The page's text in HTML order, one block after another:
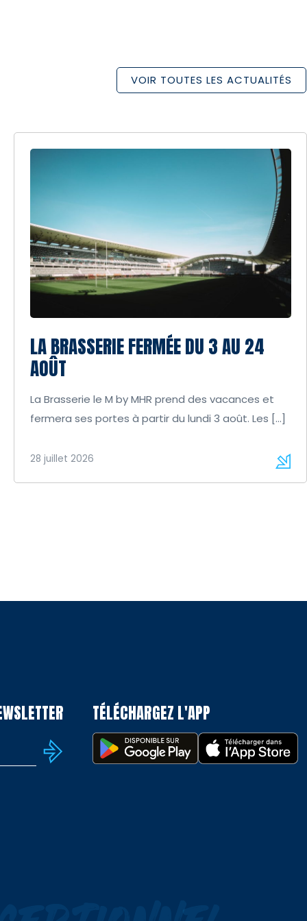
LA BRASSERIE FERMÉE DU 3 AU 24
AOÛT
La Brasserie le M by MHR prend des vacances et
fermera ses portes à partir du lundi 3 août. Les […]
28 juillet 2026
VOIR TOUTES LES ACTUALITÉS
TÉLÉCHARGEZ L'APP